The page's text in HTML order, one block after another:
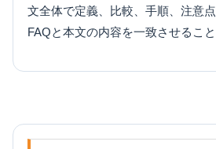
文全体で定義、比較、手順、注意点
FAQと本文の内容を一致させること